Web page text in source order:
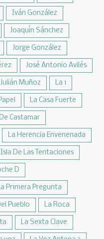
Iván González
Joaquín Sánchez
Jorge González
José Antonio Avilés
Julián Muñoz La 1
La Casa Fuerte
Castamar
La Herencia Envenenada
De Las Tentaciones
D
Pr1mera Pregunta
Pueblo La Roca
La Sexta Clave